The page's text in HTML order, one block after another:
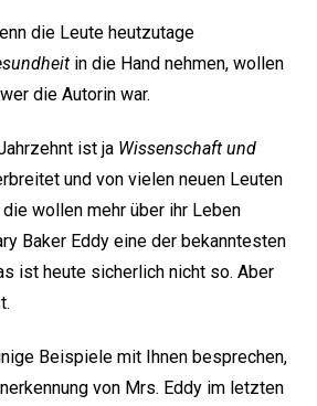
die Leute heutzutage
in die Hand nehmen, wollen
die Autorin war.
ist ja Wissenschaft und
und von vielen neuen Leuten
wollen mehr über ihr Leben
Baker Eddy eine der bekanntesten
ist heute sicherlich nicht so. Aber
Beispiele mit Ihnen besprechen,
von Mrs. Eddy im letzten